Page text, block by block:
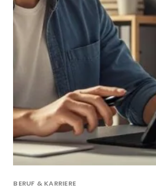
BERUF & KARRIERE